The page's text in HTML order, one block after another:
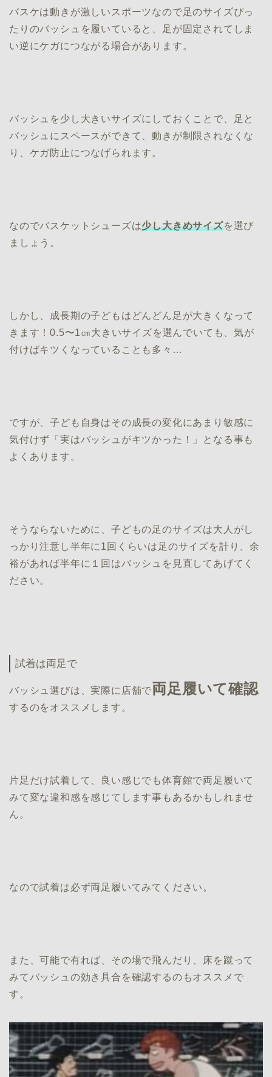
バスケは動きが激しいスポーツなので足のサイズぴっ
たりのバッシュを履いていると、足が固定されてしま
い逆にケガにつながる場合があります。
バッシュを少し大きいサイズにしておくことで、足と
バッシュにスペースができて、動きが制限されなくな
り、ケガ防止につなげられます。
なのでバスケットシューズは少し大きめサイズを選び
ましょう。
しかし、成長期の子どもはどんどん足が大きくなって
きます！0.5〜1㎝大きいサイズを選んでいても、気が
付けばキツくなっていることも多々…
ですが、子ども自身はその成長の変化にあまり敏感に
気付けず「実はバッシュがキツかった！」となる事も
よくあります。
そうならないために、子どもの足のサイズは大人がし
っかり注意し半年に1回くらいは足のサイズを計り、余
裕があれば半年に１回はバッシュを見直してあげてく
ださい。
試着は両足で
バッシュ選びは、実際に店舗で両足履いて確認
するのをオススメします。
片足だけ試着して、良い感じでも体育館で両足履いて
みて変な違和感を感じてします事もあるかもしれませ
ん。
なので試着は必ず両足履いてみてください。
また、可能で有れば、その場で飛んだり、床を蹴って
みてバッシュの効き具合を確認するのもオススメで
す。